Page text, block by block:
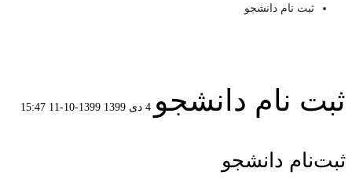
ثبت نام دانشجو
ثبت نام دانشجو 4 دی 1399 1399-10-11 15:47
ثبت
ثبت‌نام دانشجو